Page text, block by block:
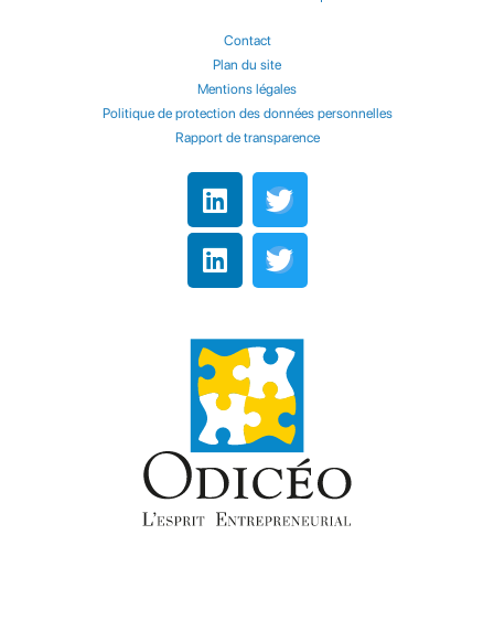
Contact
Plan du site
Mentions légales
Politique de protection des données personnelles
Rapport de transparence